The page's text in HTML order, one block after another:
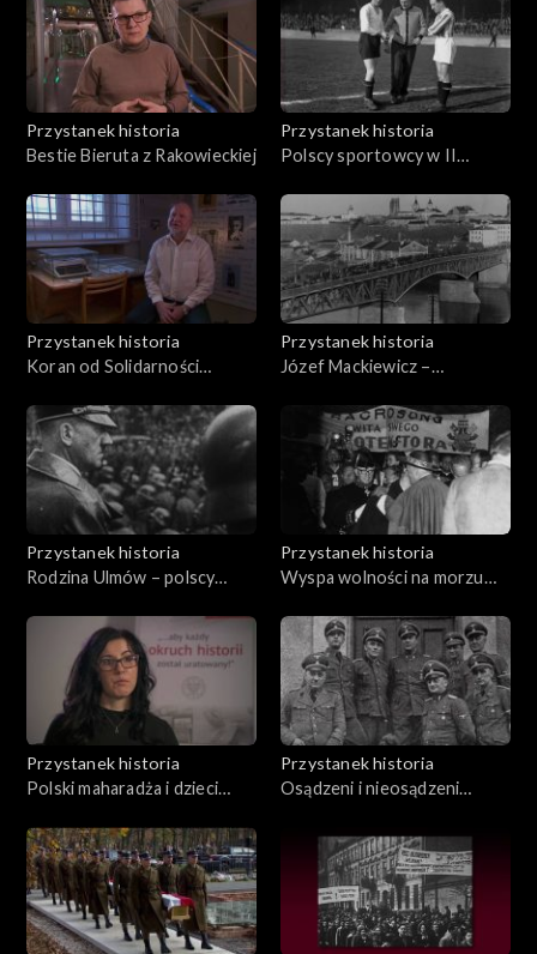
Przystanek historia
Bestie Bieruta z Rakowieckiej
Przystanek historia
Polscy sportowcy w II
Przystanek historia
Koran od Solidarności
Wschodzie
Przystanek historia
Józef Mackiewicz –
Przystanek historia
Rodzina Ulmów – polscy
pod okupacją niemiecką
Przystanek historia
Wyspa wolności na morzu
kulturalna Kościoła
katolickiego w latach 1981-
1990
Przystanek historia
Polski maharadża i dzieci
Przystanek historia
Osądzeni i nieosądzeni